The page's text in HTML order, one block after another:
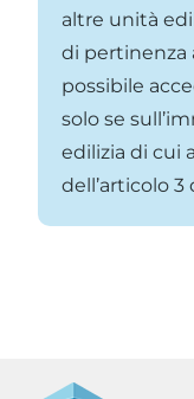
altre unità
di pertinenza
possibile
solo se
edilizia di cui
dell’articolo 3